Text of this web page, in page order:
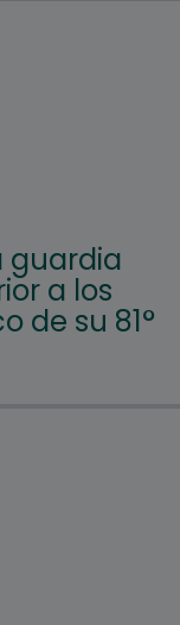
guardia
a los
de su 81°